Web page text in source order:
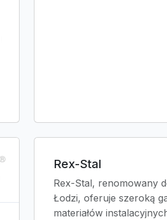
Rex-Stal
Rex-Stal, renomowany
Łodzi, oferuje szeroką
materiałów